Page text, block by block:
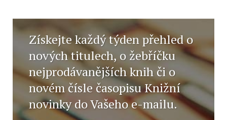
Získejte každý týden přehled o
nových titulech, o žebříčku
nejprodávanějších knih či o
novém čísle časopisu Knižní
novinky do Vašeho e-mailu.